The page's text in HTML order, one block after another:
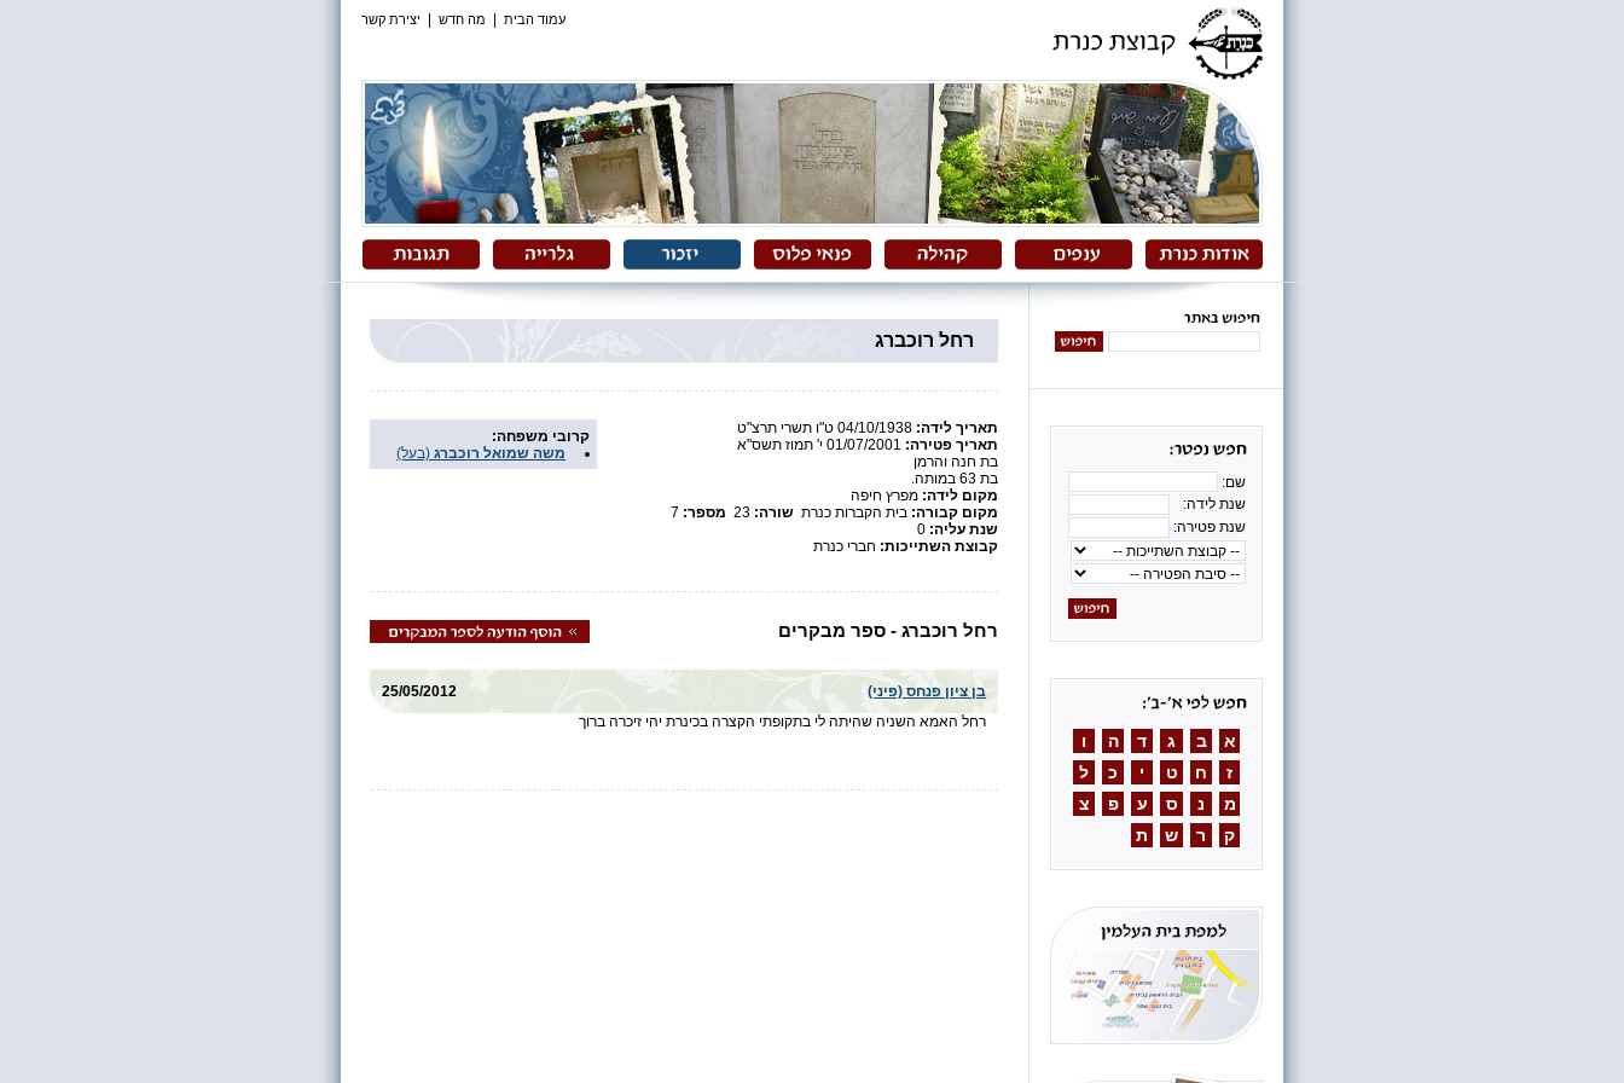
עמוד הבית מה חדש יצירת קשר
שם:
שנת לידה:
שנת פטירה:
א ב ג ד ה
ו
ז
ח ט י כ
ל
מ
נ ס ע פ
צ
ק
ר ש ת
רחל רוכברג
תאריך לידה:
תאריך פטירה:
בת חנה והרמן
בת 63 במותה.
מקום לידה: מפרץ חיפה
מקום קבורה: בית הקברות כנרת שורה: 23 מספר: 7
שנת עליה: 0
קבוצת השתייכות: חברי כנרת
קרובי משפחה:
משה שמואל רוכברג (בעל)
רחל רוכברג - ספר מבקרים
בן ציון פנחס (פיני)
25/05/2012
רחל האמא השניה שהיתה לי בתקופתי הקצרה בכינרת יהי זיכרה ברוך